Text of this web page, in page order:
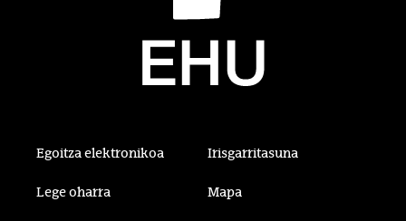
Egoitza elektronikoa Irisgarritasuna
Lege oharra Mapa